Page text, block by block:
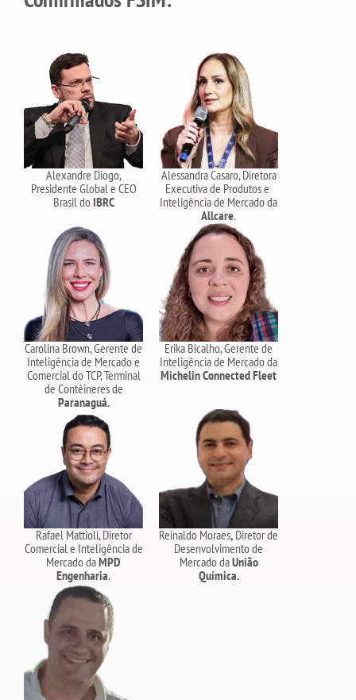
Alexandre Diogo,
Presidente Global e CEO
Brasil do IBRC
Alessandra Casaro, Diretora
Executiva de Produtos e
Inteligência de Mercado da
Allcare.
Carolina Brown, Gerente de
Inteligência de Mercado e
Comercial do TCP, Terminal
de Contêineres de
Paranaguá.
Erika Bicalho, Gerente de
Inteligência de Mercado da
Michelin Connected Fleet
Rafael Mattioli, Diretor
Comercial e Inteligência de
Mercado daMPD
Engenharia.
Reinaldo Moraes, Diretor de
Desenvolvimento de
Mercado daUnião
Química.